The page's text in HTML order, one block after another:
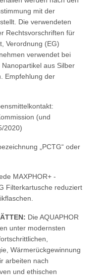
mit der
Die verwendeten
Rechtsvorschriften für
Verordnung (EG)
verwendet bei
aus Silber
Empfehlung der
(und
2020)
„PCTG“ oder
MAXPHOR+ -
Filterkartusche reduziert
Die AQUAPHOR
unter modernsten
Wärmerückgewinnung
arbeiten nach
und ethischen